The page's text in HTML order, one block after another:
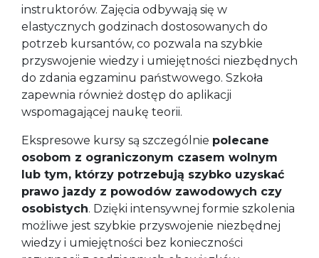
instruktorów. Zajęcia odbywają się w
elastycznych godzinach dostosowanych do
potrzeb kursantów, co pozwala na szybkie
przyswojenie wiedzy i umiejętności niezbędnych
do zdania egzaminu państwowego. Szkoła
zapewnia również dostęp do aplikacji
wspomagającej naukę teorii.
Ekspresowe kursy są szczególnie polecane
osobom z ograniczonym czasem wolnym
lub tym, którzy potrzebują szybko uzyskać
prawo jazdy z powodów zawodowych czy
osobistych. Dzięki intensywnej formie szkolenia
możliwe jest szybkie przyswojenie niezbędnej
wiedzy i umiejętności bez konieczności